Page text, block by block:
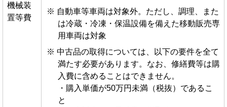
機械装
置等費
自動車等車両は対象外。ただし、調理、また
は冷蔵・冷凍・保温設備を備えた移動販売専
用車両は対象
中古品の取得については、以下の要件を全て
満たす必要があります。なお、修繕費等は購
入費に含めることはできません。
・購入単価が50万円未満（税抜）であるこ
と